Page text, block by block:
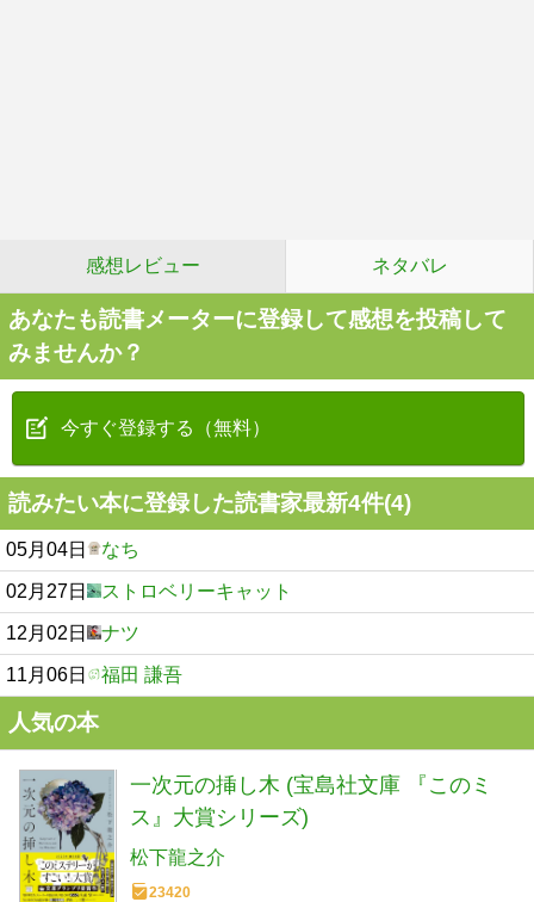
感想レビュー ネタバレ
あなたも読書メーターに登録して感想を投稿して
みませんか？
今すぐ登録する（無料）
読みたい本に登録した読書家最新4件(4)
05月04日 なち
02月27日 ストロベリーキャット
12月02日 ナツ
11月06日 福田 謙吾
人気の本
一次元の挿し木 (宝島社文庫 『このミ
ス』大賞シリーズ)
松下龍之介
23420